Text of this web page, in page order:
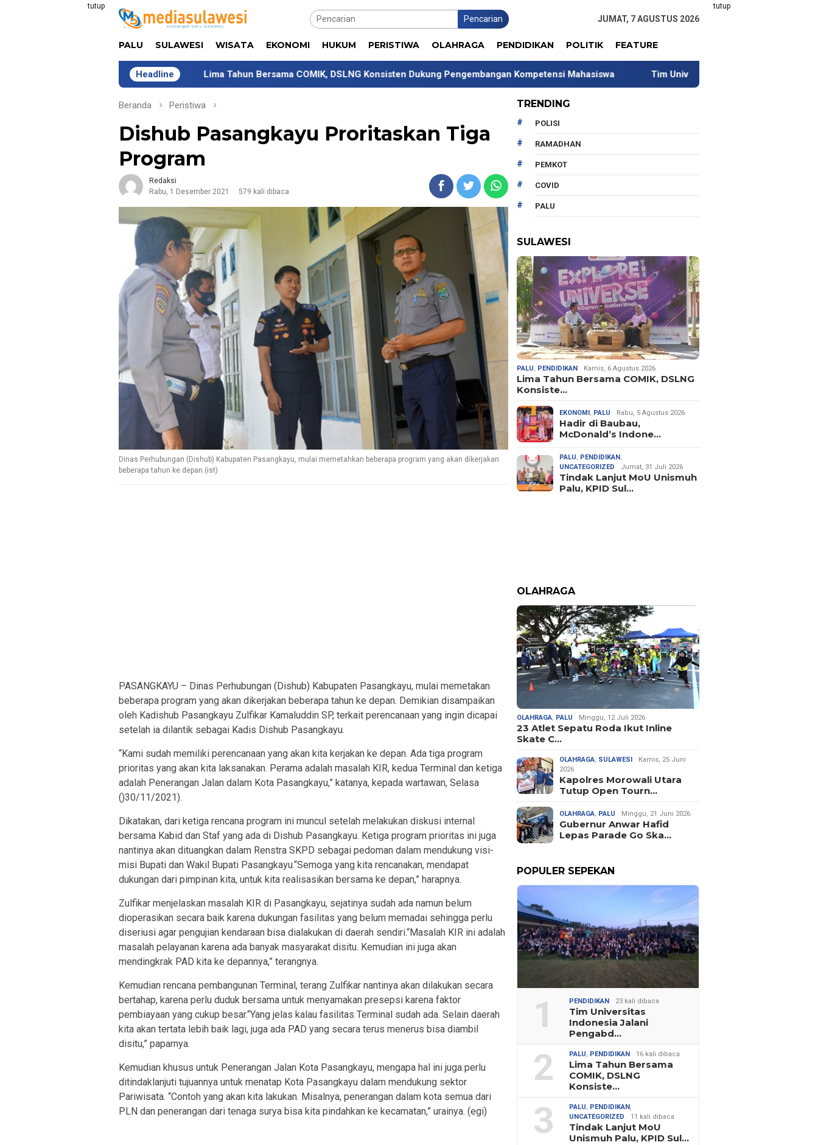
tutup tutup
Pencarian JUMAT, 7 AGUSTUS 2026
PALU SULAWESI WISATA EKONOMI HUKUM PERISTIWA OLAHRAGA PENDIDIKAN POLITIK FEATURE
Headline
Lima Tahun Bersama COMIK, DSLNG Konsisten Dukung Pengembangan Kompetensi Mahasiswa Tim Universitas Indonesia Jalani Pengabdian di
Beranda Peristiwa
Dishub Pasangkayu Proritaskan Tiga
Program
Redaksi
Rabu, 1 Desember 2021
579 kali dibaca
Dinas Perhubungan (Dishub) Kabupaten Pasangkayu, mulai memetahkan beberapa program yang akan dikerjakan
beberapa tahun ke depan.(ist)
PASANGKAYU – Dinas Perhubungan (Dishub) Kabupaten Pasangkayu, mulai memetakan
beberapa program yang akan dikerjakan beberapa tahun ke depan. Demikian disampaikan
oleh Kadishub Pasangkayu Zulfikar Kamaluddin SP, terkait perencanaan yang ingin dicapai
setelah ia dilantik sebagai Kadis Dishub Pasangkayu.
“Kami sudah memiliki perencanaan yang akan kita kerjakan ke depan. Ada tiga program
prioritas yang akan kita laksanakan. Perama adalah masalah KIR, kedua Terminal dan ketiga
adalah Penerangan Jalan dalam Kota Pasangkayu,” katanya, kepada wartawan, Selasa
()30/11/2021).
Dikatakan, dari ketiga rencana program ini muncul setelah melakukan diskusi internal
bersama Kabid dan Staf yang ada di Dishub Pasangkayu. Ketiga program prioritas ini juga
nantinya akan dituangkan dalam Renstra SKPD sebagai pedoman dalam mendukung visi-
misi Bupati dan Wakil Bupati Pasangkayu.“Semoga yang kita rencanakan, mendapat
dukungan dari pimpinan kita, untuk kita realisasikan bersama ke depan,” harapnya.
Zulfikar menjelaskan masalah KIR di Pasangkayu, sejatinya sudah ada namun belum
dioperasikan secara baik karena dukungan fasilitas yang belum memadai sehingga perlu
diseriusi agar pengujian kendaraan bisa dialakukan di daerah sendiri.“Masalah KIR ini adalah
masalah pelayanan karena ada banyak masyarakat disitu. Kemudian ini juga akan
mendingkrak PAD kita ke depannya,” terangnya.
Kemudian rencana pembangunan Terminal, terang Zulfikar nantinya akan dilakukan secara
bertahap, karena perlu duduk bersama untuk menyamakan presepsi karena faktor
pembiayaan yang cukup besar.“Yang jelas kalau fasilitas Terminal sudah ada. Selain daerah
kita akan tertata lebih baik lagi, juga ada PAD yang secara terus menerus bisa diambil
disitu,” paparnya.
Kemudian khusus untuk Penerangan Jalan Kota Pasangkayu, mengapa hal ini juga perlu
ditindaklanjuti tujuannya untuk menatap Kota Pasangkayu dalam mendukung sektor
Pariwisata. “Contoh yang akan kita lakukan. Misalnya, penerangan dalam kota semua dari
PLN dan penerangan dari tenaga surya bisa kita pindahkan ke kecamatan,” urainya. (egi)
TRENDING
POLISI
RAMADHAN
PEMKOT
COVID
PALU
SULAWESI
PALU, PENDIDIKAN Kamis, 6 Agustus 2026
Lima Tahun Bersama COMIK, DSLNG
Konsiste…
EKONOMI, PALU Rabu, 5 Agustus 2026
Hadir di Baubau,
McDonald’s Indone…
PALU, PENDIDIKAN,
UNCATEGORIZED
Jumat, 31 Juli 2026
Tindak Lanjut MoU Unismuh
Palu, KPID Sul…
OLAHRAGA
OLAHRAGA PALU Minggu, 12 Juli 2026
23 Atlet Sepatu Roda Ikut Inline
Skate C…
OLAHRAGA SULAWESI
Kamis, 25 Juni
2026
Kapolres Morowali Utara
Tutup Open Tourn…
OLAHRAGA PALU Minggu, 21 Juni 2026
Gubernur Anwar Hafid
Lepas Parade Go Ska…
POPULER SEPEKAN
1 PENDIDIKAN 23 kali dibaca
Tim Universitas
Indonesia Jalani
Pengabd…
2 PALU, PENDIDIKAN 16 kali dibaca
Lima Tahun Bersama
COMIK, DSLNG
Konsiste…
3 PALU, PENDIDIKAN ,
UNCATEGORIZED
11 kali dibaca
Tindak Lanjut MoU
Unismuh Palu, KPID Sul…